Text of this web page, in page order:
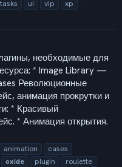
tasks ui vip xp
необходимые для
* Image Library —
Революционные
анимация прокрутки и
* Красивый
* Анимация открытия.
animation
cases
oxide plugin
roulette